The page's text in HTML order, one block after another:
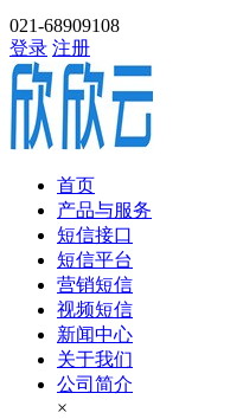
021-68909108
登录 注册
首页
产品与服务
短信接口
短信平台
营销短信
视频短信
新闻中心
关于我们
公司简介
×